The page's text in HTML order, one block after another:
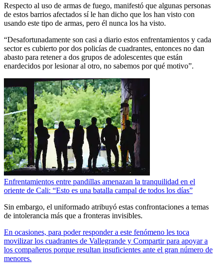
Respecto al uso de armas de fuego, manifestó que algunas personas
de estos barrios afectados sí le han dicho que los han visto con
usando este tipo de armas, pero él nunca los ha visto.
“Desafortunadamente son casi a diario estos enfrentamientos y cada
sector es cubierto por dos policías de cuadrantes, entonces no dan
abasto para retener a dos grupos de adolescentes que están
enardecidos por lesionar al otro, no sabemos por qué motivo”.
Enfrentamientos entre pandillas amenazan la tranquilidad en el
oriente de Cali: “Esto es una batalla campal de todos los días”
Sin embargo, el uniformado atribuyó estas confrontaciones a temas
de intolerancia más que a fronteras invisibles.
En ocasiones, para poder responder a este fenómeno les toca
movilizar los cuadrantes de Vallegrande y Compartir para apoyar a
los compañeros porque resultan insuficientes ante el gran número de
menores.